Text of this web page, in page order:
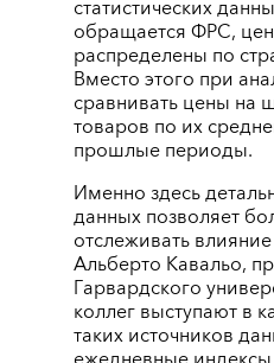
статистических
обращается ФРС,
распределены по
Вместо этого при
сравнивать цены на
товаров по их
прошлые периоды.
Именно здесь
данных позволяет
отслеживать
Альберто Кавальо,
Гарвардского
коллег выступают в
таких источников